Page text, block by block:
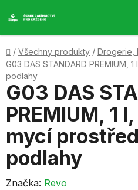
na
Domů
/ Všechny produkty / Drogerie,
G03 DAS STANDARD PREMIUM,
podlahy
G03 DAS
PREMIUM, 1
mycí
podlahy
Značka: Revo